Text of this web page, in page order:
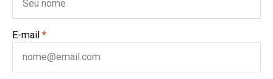
E-mail *